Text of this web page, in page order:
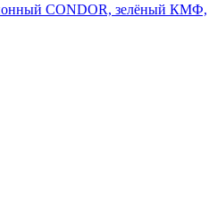
CONDOR, зелёный КМФ,